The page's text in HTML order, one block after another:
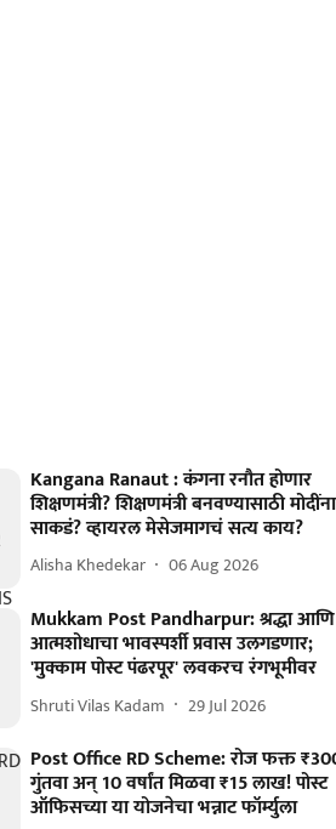
Kangana Ranaut : कंगना रनौत होणार
शिक्षणमंत्री? शिक्षणमंत्री बनवण्यासाठी मोदींना
साकडं? व्हायरल मेसेजमागचं सत्य काय?
Alisha Khedekar 06 Aug 2026
Mukkam Post Pandharpur: श्रद्धा आणि
आत्मशोधाचा भावस्पर्शी प्रवास उलगडणार;
'मुक्काम पोस्ट पंढरपूर' लवकरच रंगभूमीवर
Shruti Vilas Kadam 29 Jul 2026
Post Office RD Scheme: रोज फक्त
गुंतवा अन् 10 वर्षांत मिळवा ₹15 लाख! पोस्ट
ऑफिसच्या या योजनेचा भन्नाट फॉर्म्युला